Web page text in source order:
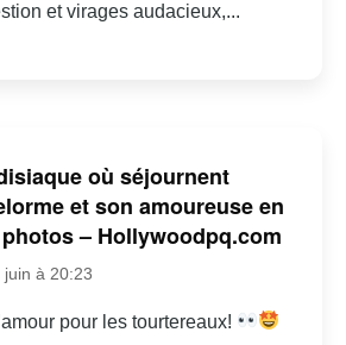
et virages audacieux,...
où séjournent
et son amoureuse en
– Hollywoodpq.com
juin à 20:23
pour les tourtereaux!